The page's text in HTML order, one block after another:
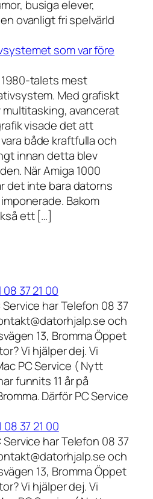
busiga elever,
ovanligt fri spelvärld
som var före
1980-talets mest
Med grafiskt
avancerat
visade det att
både kraftfulla och
innan detta blev
När Amiga 1000
det inte bara datorns
Bakom
ett […]
37 21 00
Service har Telefon 08 37
och
13, Bromma Öppet
Vi hjälper dej. Vi
PC Service ( Nytt
funnits 11 år på
Därför PC Service
37 21 00
Service har Telefon 08 37
och
13, Bromma Öppet
Vi hjälper dej. Vi